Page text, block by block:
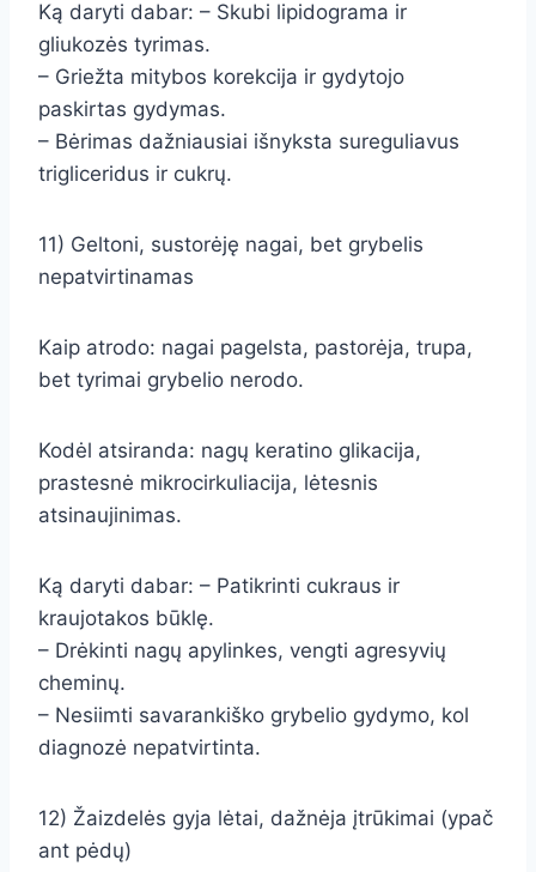
Ką daryti dabar: – Skubi lipidograma ir
gliukozės tyrimas.
– Griežta mitybos korekcija ir gydytojo
paskirtas gydymas.
– Bėrimas dažniausiai išnyksta sureguliavus
trigliceridus ir cukrų.
11) Geltoni, sustorėję nagai, bet grybelis
nepatvirtinamas
Kaip atrodo: nagai pagelsta, pastorėja, trupa,
bet tyrimai grybelio nerodo.
Kodėl atsiranda: nagų keratino glikacija,
prastesnė mikrocirkuliacija, lėtesnis
atsinaujinimas.
Ką daryti dabar: – Patikrinti cukraus ir
kraujotakos būklę.
– Drėkinti nagų apylinkes, vengti agresyvių
cheminų.
– Nesiimti savarankiško grybelio gydymo, kol
diagnozė nepatvirtinta.
12) Žaizdelės gyja lėtai, dažnėja įtrūkimai (ypač
ant pėdų)